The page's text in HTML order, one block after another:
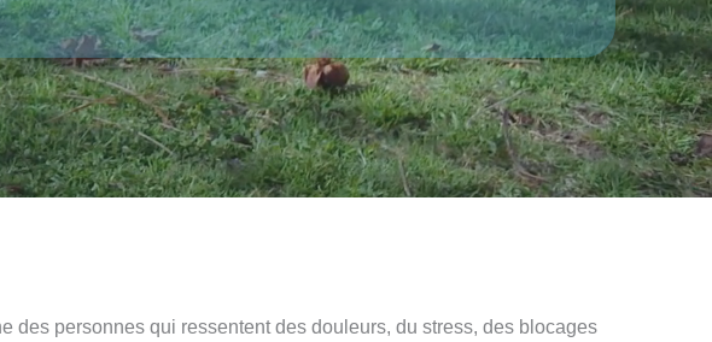
des personnes qui ressentent des douleurs, du stress, des blocages